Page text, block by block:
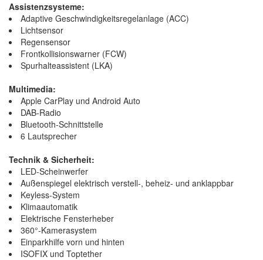
Assistenzsysteme:
Adaptive Geschwindigkeitsregelanlage (ACC)
Lichtsensor
Regensensor
Frontkollisionswarner (FCW)
Spurhalteassistent (LKA)
Multimedia:
Apple CarPlay und Android Auto
DAB-Radio
Bluetooth-Schnittstelle
6 Lautsprecher
Technik & Sicherheit:
LED-Scheinwerfer
Außenspiegel elektrisch verstell-, beheiz- und anklappbar
Keyless-System
Klimaautomatik
Elektrische Fensterheber
360°-Kamerasystem
Einparkhilfe vorn und hinten
ISOFIX und Toptether